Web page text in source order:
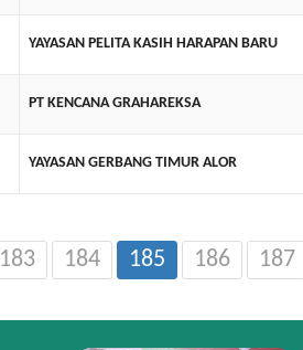
YAYASAN PELITA KASIH HARAPAN BARU
PT KENCANA GRAHAREKSA
YAYASAN GERBANG TIMUR ALOR
183 184 185 186 187